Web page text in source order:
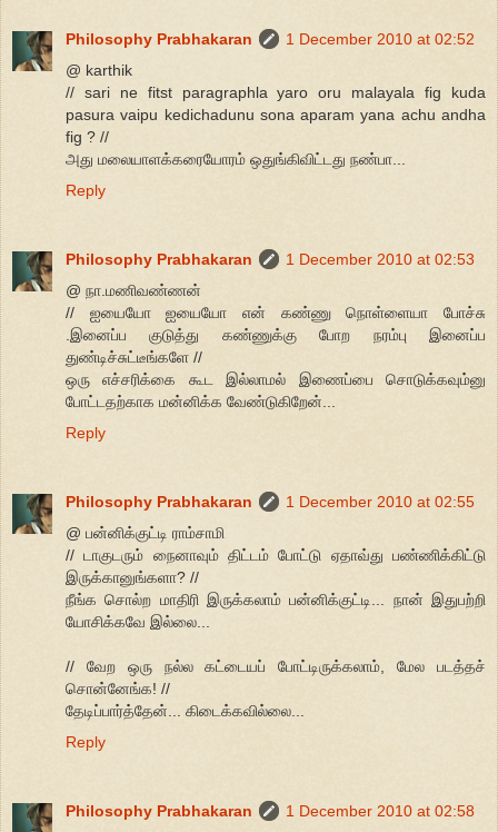
Philosophy Prabhakaran
1 December 2010 at 02:52
@ karthik
// sari ne fitst paragraphla yaro oru malayala fig kuda
pasura vaipu kedichadunu sona aparam yana achu andha
fig ? //
அது மலையாளக்கரையோரம் ஒதுங்கிவிட்டது நண்பா...
Reply
Philosophy Prabhakaran
1 December 2010 at 02:53
@ நா.மணிவண்ணன்
// ஐயையோ ஐயையோ என் கண்ணு நொள்ளையா போச்சு
.இனைப்ப குடுத்து கண்ணுக்கு போற நரம்பு இனைப்ப
துண்டிச்சுட்டீங்களே //
ஒரு எச்சரிக்கை கூட இல்லாமல் இணைப்பை சொடுக்கவும்னு
போட்டதற்காக மன்னிக்க வேண்டுகிறேன்...
Reply
Philosophy Prabhakaran
1 December 2010 at 02:55
@ பன்னிக்குட்டி ராம்சாமி
// டாகுடரும் நைனாவும் திட்டம் போட்டு ஏதாவ்து பண்ணிக்கிட்டு
இருக்கானுங்களா? //
நீங்க சொல்ற மாதிரி இருக்கலாம் பன்னிக்குட்டி... நான் இதுபற்றி
யோசிக்கவே இல்லை...
// வேற ஒரு நல்ல கட்டையப் போட்டிருக்கலாம், மேல படத்தச்
சொன்னேங்க! //
தேடிப்பார்த்தேன்... கிடைக்கவில்லை...
Reply
Philosophy Prabhakaran
1 December 2010 at 02:58